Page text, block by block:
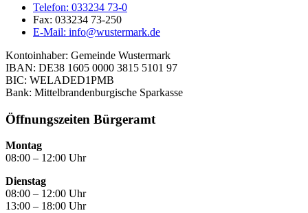
Telefon: 033234 73-0
Fax: 033234 73-250
E-Mail: info@wustermark.de
Kontoinhaber: Gemeinde Wustermark
IBAN: DE38 1605 0000 3815 5101 97
BIC: WELADED1PMB
Bank: Mittelbrandenburgische Sparkasse
Öffnungszeiten Bürgeramt
Montag
08:00 – 12:00 Uhr
Dienstag
08:00 – 12:00 Uhr
13:00 – 18:00 Uhr